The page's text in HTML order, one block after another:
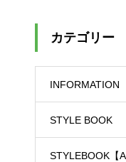
カテゴリー
INFORMATION
STYLE BOOK
STYLEBOOK【